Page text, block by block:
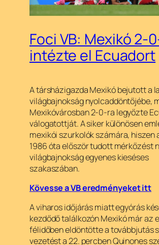
Foci VB: Mexikó 2-
intézte el Ecuadort
A társházigazda Mexikó bejutott a
világbajnokság nyolcaddöntőjébe,
Mexikóvárosban 2-0-ra legyőzte
válogatottját. A siker különösen
mexikói szurkolók számára, hiszen
1986 óta először tudott mérkőzést
világbajnokság egyenes kieséses
szakaszában.
Kövesse a VB eredményeket itt
A viharos időjárás miatt egyórás
kezdődő találkozón Mexikó már az
félidőben eldöntötte a továbbjutás
vezetést a 22. percben Quinones